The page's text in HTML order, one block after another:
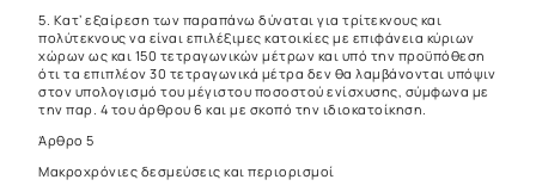
5. Κατ’ εξαίρεση των παραπάνω δύναται για τρίτεκνους και
πολύτεκνους να είναι επιλέξιμες κατοικίες με επιφάνεια κύριων
χώρων ως και 150 τετραγωνικών μέτρων και υπό την προϋπόθεση
ότι τα επιπλέον 30 τετραγωνικά μέτρα δεν θα λαμβάνονται υπόψιν
στον υπολογισμό του μέγιστου ποσοστού ενίσχυσης, σύμφωνα με
την παρ. 4 του άρθρου 6 και με σκοπό την ιδιοκατοίκηση.
Άρθρο 5
Μακροχρόνιες δεσμεύσεις και περιορισμοί